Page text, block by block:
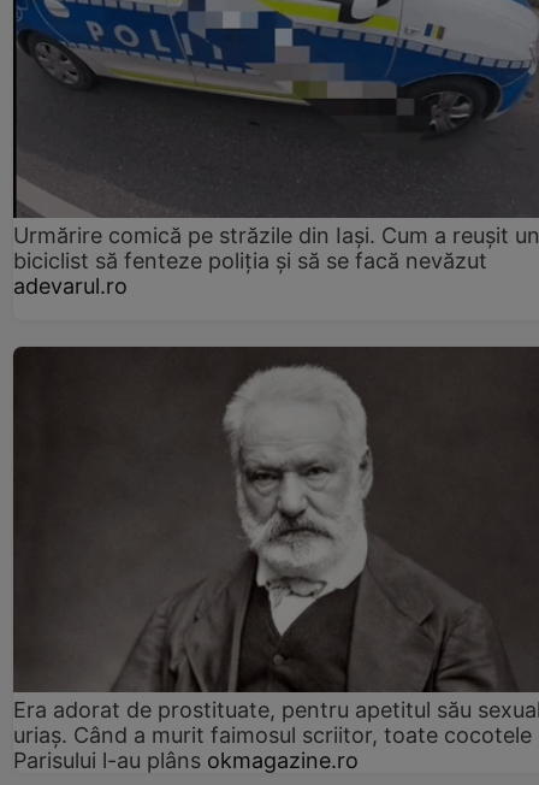
Urmărire comică pe străzile din Iași. Cum a reușit un
biciclist să fenteze poliția și să se facă nevăzut
adevarul.ro
Era adorat de prostituate, pentru apetitul său
uriaș. Când a murit faimosul scriitor, toate cocotele
Parisului l-au plâns okmagazine.ro